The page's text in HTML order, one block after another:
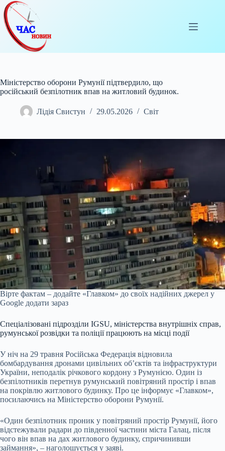
Перейти
до
вмісту
Міністерство оборони Румунії підтвердило, що
російський безпілотник впав на житловий будинок.
Лідія Свистун 29.05.2026 Світ
Вірте фактам – додайте «Главком» до своїх надійних джерел у
Google додати зараз
Спеціалізовані підрозділи IGSU, міністерства внутрішніх справ,
румунської розвідки та поліції працюють на місці події
У ніч на 29 травня Російська Федерація відновила
бомбардування дронами цивільних об’єктів та інфраструктури
України, неподалік річкового кордону з Румунією. Один із
безпілотників перетнув румунський повітряний простір і впав
на покрівлю житлового будинку. Про це інформує «Главком»,
посилаючись на Міністерство оборони Румунії.
«Один безпілотник проник у повітряний простір Румунії, його
відстежували радари до південної частини міста Галац, після
чого він впав на дах житлового будинку, спричинивши
займання», – наголошується у заяві.